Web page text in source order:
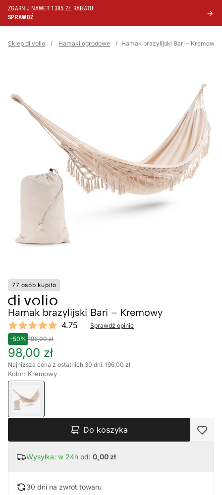
ZGARNIJ NAWET 1385 ZŁ RABATU
SPRAWDŹ
Sklep di volio / Hamaki ogrodowe / Hamak brazylijski Bari – Kremowy
77 osób kupiło
Hamak brazylijski Bari – Kremowy
Reviews
4.75 out of 5 stars 4.75
Sprawdź opinie
-50% 196,00 zł
98,00 zł
Najniższa cena z ostatnich 30 dni: 196,00 zł
Kolor: Kremowy
Do koszyka
Wysyłka: w 24h od: 0,00 zł
30 dni na zwrot towaru